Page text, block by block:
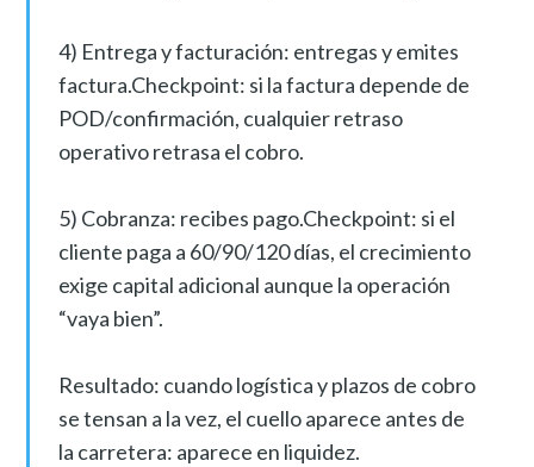
4) Entrega y facturación: entregas y emites
factura.Checkpoint: si la factura depende de
POD/confirmación, cualquier retraso
operativo retrasa el cobro.
5) Cobranza: recibes pago.Checkpoint: si el
cliente paga a 60/90/120 días, el crecimiento
exige capital adicional aunque la operación
“vaya bien”.
Resultado: cuando logística y plazos de cobro
se tensan a la vez, el cuello aparece antes de
la carretera: aparece en liquidez.